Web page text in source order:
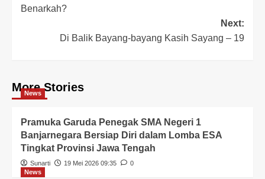
Benarkah?
Next:
Di Balik Bayang-bayang Kasih Sayang – 19
More Stories
News
Pramuka Garuda Penegak SMA Negeri 1
Banjarnegara Bersiap Diri dalam Lomba ESA
Tingkat Provinsi Jawa Tengah
Sunarti 19 Mei 2026 09:35
0
News